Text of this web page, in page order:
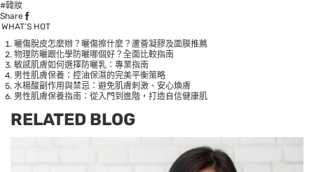
#韓妝
Share
WHAT’S HOT
曬傷脫皮怎麼辦？曬傷擦什麼？蘆薈凝膠及面膜推薦
物理防曬跟化學防曬哪個好？全面比較指南
敏感肌膚如何選擇防曬乳：專業指南
男性肌膚保養：控油保濕的完美平衡策略
水楊酸副作用與禁忌：避免肌膚刺激、安心煥膚
男性肌膚保養指南：從入門到進階，打造自信健康肌
RELATED BLOG